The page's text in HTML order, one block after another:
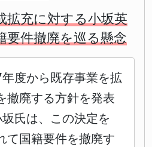
拡充に対する小坂英
要件撤廃を巡る懸念
度から既存事業を拡
撤廃する方針を発表
氏は、この決定を
て国籍要件を撤廃す